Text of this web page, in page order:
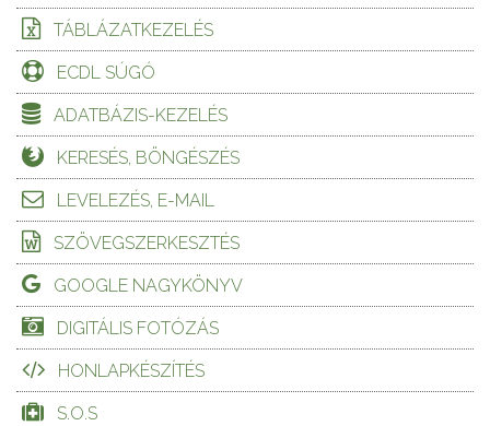
TÁBLÁZATKEZELÉS
ECDL SÚGÓ
ADATBÁZIS-KEZELÉS
KERESÉS, BÖNGÉSZÉS
LEVELEZÉS, E-MAIL
SZÖVEGSZERKESZTÉS
GOOGLE NAGYKÖNYV
DIGITÁLIS FOTÓZÁS
HONLAPKÉSZÍTÉS
S.O.S